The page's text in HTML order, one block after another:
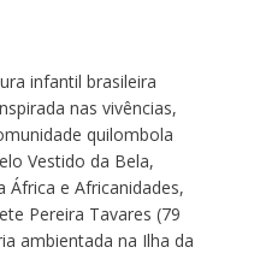
infantil brasileira
nas vivências,
quilombola
Vestido da Bela,
África e Africanidades,
Pereira Tavares (79
ambientada na Ilha da